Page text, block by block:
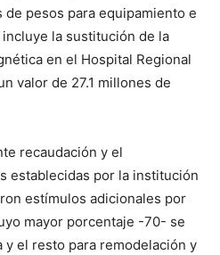
pesos para equipamiento e
la sustitución de la
en el Hospital Regional
valor de 27.1 millones de
recaudación y el
establecidas por la institución
estímulos adicionales por
mayor porcentaje -70- se
y el resto para remodelación y